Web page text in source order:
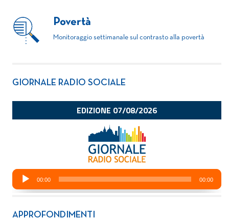
Povertà
Monitoraggio settimanale sul contrasto alla povertà
GIORNALE RADIO SOCIALE
APPROFONDIMENTI